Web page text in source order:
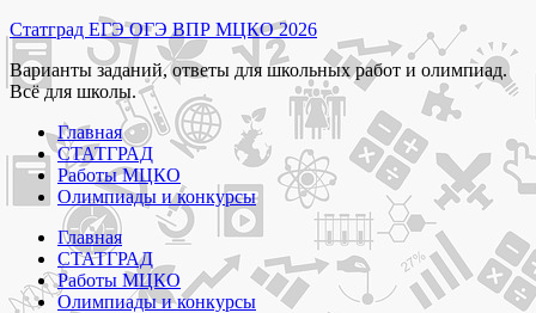
Перейти
к
содержимому
Статград ЕГЭ ОГЭ ВПР МЦКО 2026
Варианты заданий, ответы для школьных работ и олимпиад.
Всё для школы.
Главная
СТАТГРАД
Работы МЦКО
Олимпиады и конкурсы
Главная
СТАТГРАД
Работы МЦКО
Олимпиады и конкурсы